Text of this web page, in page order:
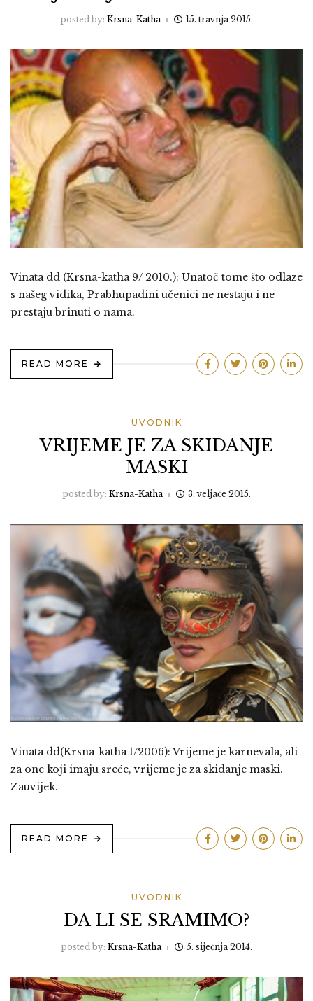
posted by: Krsna-Katha 15. travnja 2015.
Vinata dd (Krsna-katha 9/ 2010.): Unatoč tome što odlaze
s našeg vidika, Prabhupadini učenici ne nestaju i ne
prestaju brinuti o nama.
READ MORE
UVODNIK
VRIJEME JE ZA SKIDANJE
MASKI
posted by: Krsna-Katha 3. veljače 2015.
Vinata dd(Krsna-katha 1/2006): Vrijeme je karnevala, ali
za one koji imaju sreće, vrijeme je za skidanje maski.
Zauvijek.
READ MORE
UVODNIK
DA LI SE SRAMIMO?
posted by: Krsna-Katha 5. siječnja 2014.